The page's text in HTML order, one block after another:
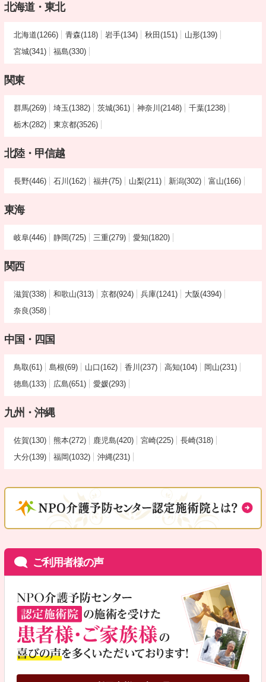
北海道・東北
北海道(1266) 青森(118) 岩手(134) 秋田(151)
山形(139)
宮城(341)
福島(330)
関東
群馬(269) 埼玉(1382) 茨城(361) 神奈川(2148)
千葉(1238)
栃木(282)
東京都(3526)
北陸・甲信越
長野(446) 石川(162) 福井(75) 山梨(211) 新潟(302) 富山(166)
東海
岐阜(446) 静岡(725) 三重(279) 愛知(1820)
関西
滋賀(338) 和歌山(313) 京都(924) 兵庫(1241)
大阪(4394)
奈良(358)
中国・四国
鳥取(61) 島根(69) 山口(162) 香川(237) 高知(104)
岡山(231)
徳島(133)
広島(651) 愛媛(293)
九州・沖縄
佐賀(130) 熊本(272) 鹿児島(420) 宮崎(225)
長崎(318)
大分(139)
福岡(1032) 沖縄(231)
ご利用者様の声